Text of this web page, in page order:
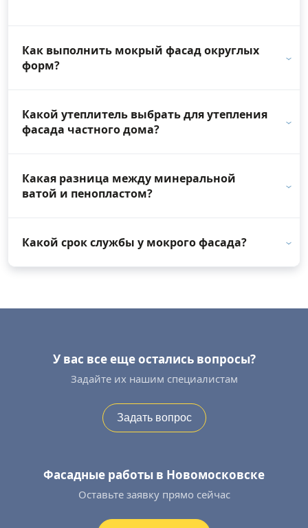
Как выполнить мокрый фасад округлых
форм?
Какой утеплитель выбрать для утепления
фасада частного дома?
Какая разница между минеральной
ватой и пенопластом?
Какой срок службы у мокрого фасада?
У вас все еще остались вопросы?
Задайте их нашим специалистам
Задать вопрос
Фасадные работы в Новомосковске
Оставьте заявку прямо сейчас